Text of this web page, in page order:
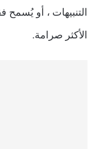
التنبيهات ، أو يُسمح
الأكثر صرامة.